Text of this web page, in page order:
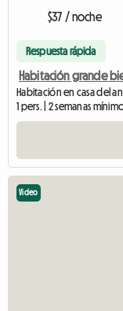
$37 / noche
Respuesta rápida
Habitación en casa del
1 pers. | 2 semanas
Video